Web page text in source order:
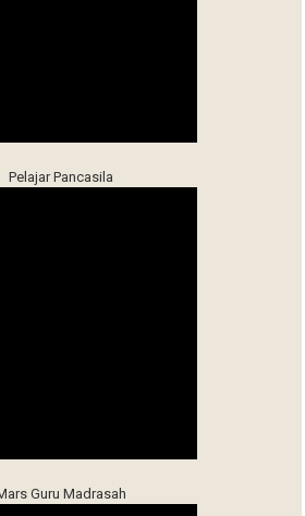
Pelajar Pancasila
Guru Madrasah